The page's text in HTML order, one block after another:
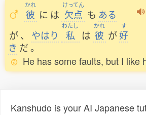
かれ
彼 に は
けってん
欠点 も ある
が、 やはり
わたし
私 は
かれ
彼 が
す
好
き だ。
He has some faults, but I like
Kanshudo is your AI Japanese